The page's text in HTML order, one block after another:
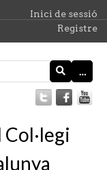
Inici de sessió
Registre
…